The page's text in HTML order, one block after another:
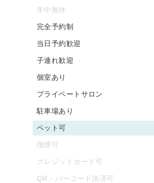
年中無休
完全予約制
当日予約歓迎
子連れ歓迎
個室あり
プライベートサロン
駐車場あり
ペット可
喫煙可
クレジットカード可
QR・バーコード決済可